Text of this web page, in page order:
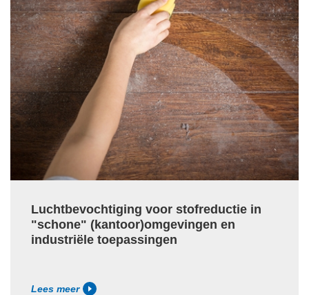
Luchtbevochtiging voor stofreductie in
"schone" (kantoor)omgevingen en
industriële toepassingen
Lees meer